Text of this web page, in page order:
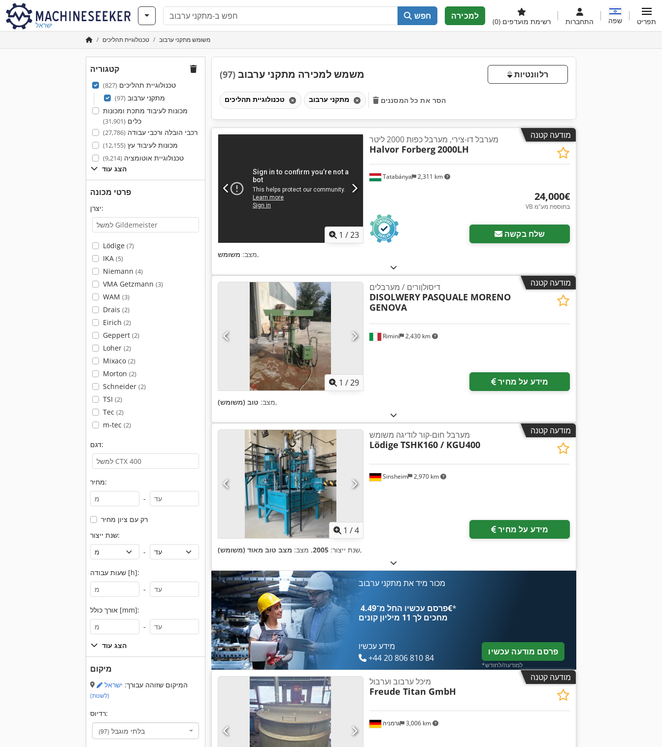
ישראל
חפש למכירה
רשימת מועדפים (0) התחברות שפה תפריט
טכנולוגיית תהליכים משומש מתקני ערבוב
קטגוריה
טכנולוגיית תהליכים(827)
מתקני ערבוב(97)
מכונות לעיבוד מתכת ומכונות
כלים(31,901)
רכבי הובלה ורכבי עבודה(27,786)
מכונות לעיבוד עץ(12,155)
טכנולוגיית אוטומציה(9,214)
הצג עוד
פרטי מכונה
יצרן:
Lödige (7)
IKA (5)
Niemann (4)
VMA Getzmann (3)
WAM (3)
Drais (2)
Eirich (2)
Geppert (2)
Loher (2)
Mixaco (2)
Morton (2)
Schneider (2)
TSI (2)
Tec (2)
m-tec (2)
דגם:
מחיר:
-
רק עם ציון מחיר
שנת ייצור:
-
שעות עבודה [h]:
-
אורך כולל [mm]:
-
הצג עוד
מיקום
המיקום שזוהה עבורך: ישראל
(לשנות)
רדיוס:
בלתי מוגבל (97)
משמש למכירה מתקני ערבוב (97) רלוונטיות
הסר את כל המסננים
מודעה קטנה
1 /23
Tatabánya 2,311 km
מערבל דו-צירי, מערבל כפות 2000 ליטר
Halvor Forberg2000LH
‏24,000 ‏€
VB בתוספת מע"מ
שלח בקשה
מצב: משומש ,
מודעה קטנה
1 /29
Rimini 2,430 km
דיסולוֶורים / מערבלים
DISOLWERY PASQUALE MORENO
GENOVA
מידע על מחיר
מצב: טוב (משומש) ,
מודעה קטנה
1 /4
Sinsheim 2,970 km
מערבל חום-קור לודיגה משומש
Lödige TSHK160 / KGU400
מידע על מחיר
שנת ייצור: 2005, מצב: מצב טוב מאוד (משומש) ,
מכור מיד את מתקני ערבוב
פרסם עכשיו החל מ־‏4.49 ‏€*
מחכים לך 11 מיליון קונים
מידע עכשיו
+44 20 806 810 84
פרסם מודעה עכשיו
*למודעה/לחודש
מודעה קטנה
גרמניה 3,006 km
מיכל ערבוב וערבול
Freude Titan GmbH